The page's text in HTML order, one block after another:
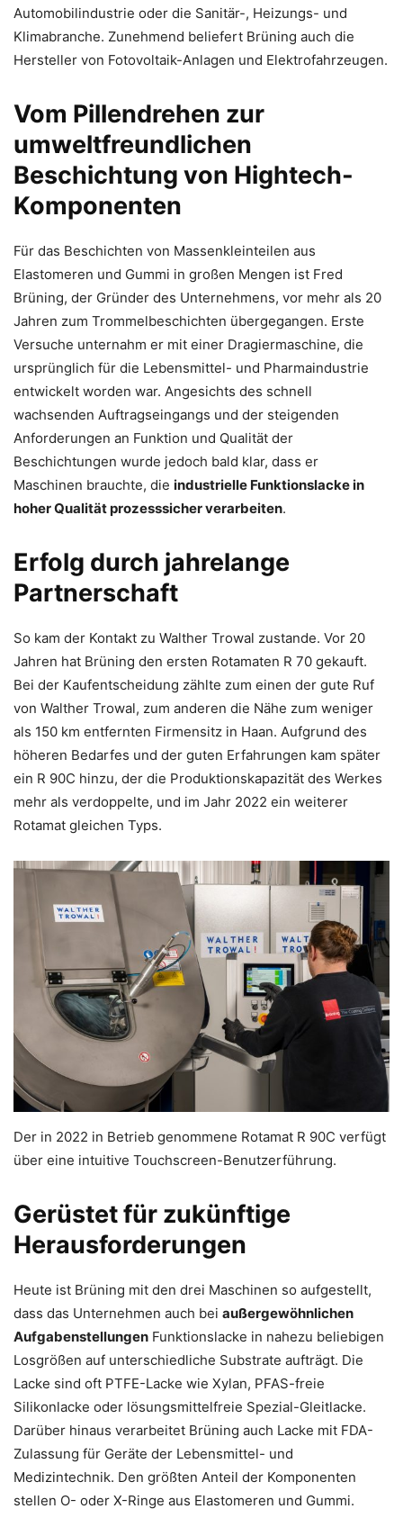
Automobilindustrie oder die Sanitär-, Heizungs- und
Klimabranche. Zunehmend beliefert Brüning auch die
Hersteller von Fotovoltaik-Anlagen und Elektrofahrzeugen.
Vom Pillendrehen zur
umweltfreundlichen
Beschichtung von Hightech-
Komponenten
Für das Beschichten von Massenkleinteilen aus
Elastomeren und Gummi in großen Mengen ist Fred
Brüning, der Gründer des Unternehmens, vor mehr als 20
Jahren zum Trommelbeschichten übergegangen. Erste
Versuche unternahm er mit einer Dragiermaschine, die
ursprünglich für die Lebensmittel- und Pharmaindustrie
entwickelt worden war. Angesichts des schnell
wachsenden Auftragseingangs und der steigenden
Anforderungen an Funktion und Qualität der
Beschichtungen wurde jedoch bald klar, dass er
Maschinen brauchte, die industrielle Funktionslacke in
hoher Qualität prozesssicher verarbeiten.
Erfolg durch jahrelange
Partnerschaft
So kam der Kontakt zu Walther Trowal zustande. Vor 20
Jahren hat Brüning den ersten Rotamaten R 70 gekauft.
Bei der Kaufentscheidung zählte zum einen der gute Ruf
von Walther Trowal, zum anderen die Nähe zum weniger
als 150 km entfernten Firmensitz in Haan. Aufgrund des
höheren Bedarfes und der guten Erfahrungen kam später
ein R 90C hinzu, der die Produktionskapazität des Werkes
mehr als verdoppelte, und im Jahr 2022 ein weiterer
Rotamat gleichen Typs.
Der in 2022 in Betrieb genommene Rotamat R 90C verfügt
über eine intuitive Touchscreen-Benutzerführung.
Gerüstet für zukünftige
Herausforderungen
Heute ist Brüning mit den drei Maschinen so aufgestellt,
dass das Unternehmen auch bei außergewöhnlichen
Aufgabenstellungen Funktionslacke in nahezu beliebigen
Losgrößen auf unterschiedliche Substrate aufträgt. Die
Lacke sind oft PTFE-Lacke wie Xylan, PFAS-freie
Silikonlacke oder lösungsmittelfreie Spezial-Gleitlacke.
Darüber hinaus verarbeitet Brüning auch Lacke mit FDA-
Zulassung für Geräte der Lebensmittel- und
Medizintechnik. Den größten Anteil der Komponenten
stellen O- oder X-Ringe aus Elastomeren und Gummi.